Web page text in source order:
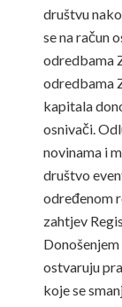
društvu
se na račun
odredbama
odredbama
kapitala
osnivači.
novinama i
društvo
određenom
zahtjev
ostvaruju
koje se